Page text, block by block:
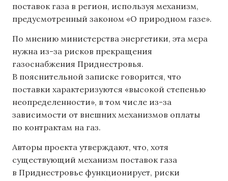
поставок газа в регион, используя механизм,
предусмотренный законом «О природном газе».
По мнению министерства энергетики, эта мера
нужна из-за рисков прекращения
газоснабжения Приднестровья.
В пояснительной записке говорится, что
поставки характеризуются «высокой степенью
неопределенности», в том числе из-за
зависимости от внешних механизмов оплаты
по контрактам на газ.
Авторы проекта утверждают, что, хотя
существующий механизм поставок газа
в Приднестровье функционирует, риски